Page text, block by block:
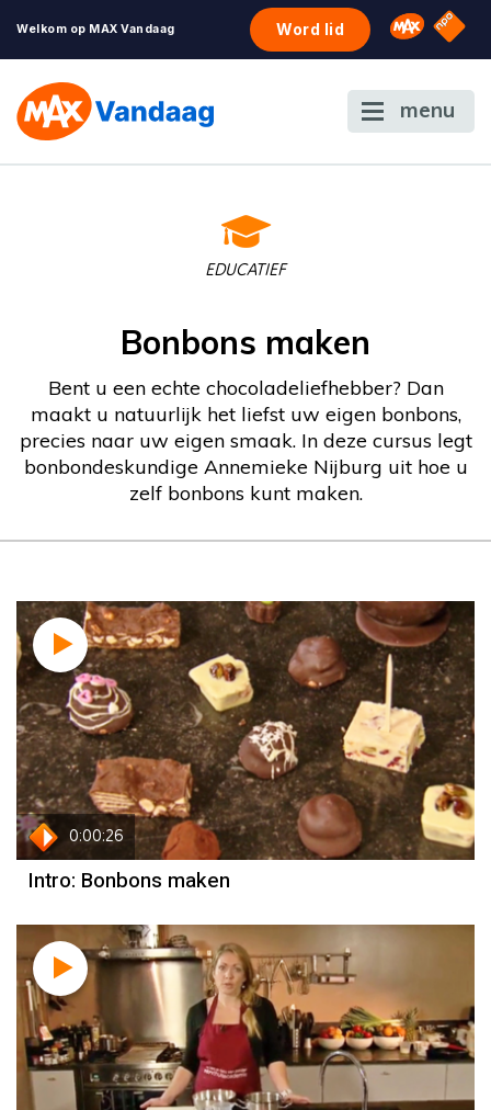
Welkom op MAX Vandaag Word lid Omroep
NPO
menu
EDUCATIEF
Bonbons maken
Bent u een echte chocoladeliefhebber? Dan
maakt u natuurlijk het liefst uw eigen bonbons,
precies naar uw eigen smaak. In deze cursus legt
bonbondeskundige Annemieke Nijburg uit hoe u
zelf bonbons kunt maken.
0:00:26
Intro: Bonbons maken